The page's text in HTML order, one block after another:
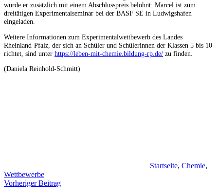
wurde er zusätzlich mit einem Abschlusspreis belohnt: Marcel ist zum
dreitätigen Experimentalseminar bei der BASF SE in Ludwigshafen
eingeladen.
Weitere Informationen zum Experimentalwettbewerb des Landes
Rheinland-Pfalz, der sich an Schüler und Schülerinnen der Klassen 5 bis 10
richtet, sind unter https://leben-mit-chemie.bildung-rp.de/ zu finden.
(Daniela Reinhold-Schmitt)
Startseite, Chemie,
Wettbewerbe
Beitragsnavigation
Vorheriger Beitrag